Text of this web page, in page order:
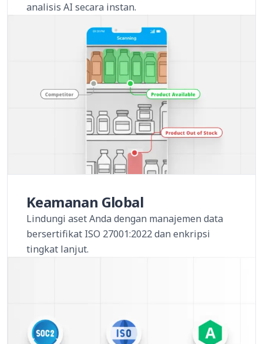
analisis AI secara instan.
Keamanan Global
Lindungi aset Anda dengan manajemen data
bersertifikat ISO 27001:2022 dan enkripsi
tingkat lanjut.